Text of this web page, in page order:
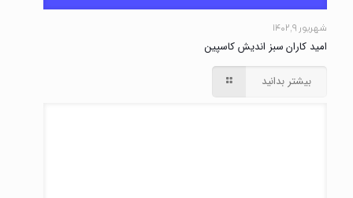
شهریور ۹, ۱۴۰۲
امید کاران سبز اندیش کاسپین
بیشتر بدانید